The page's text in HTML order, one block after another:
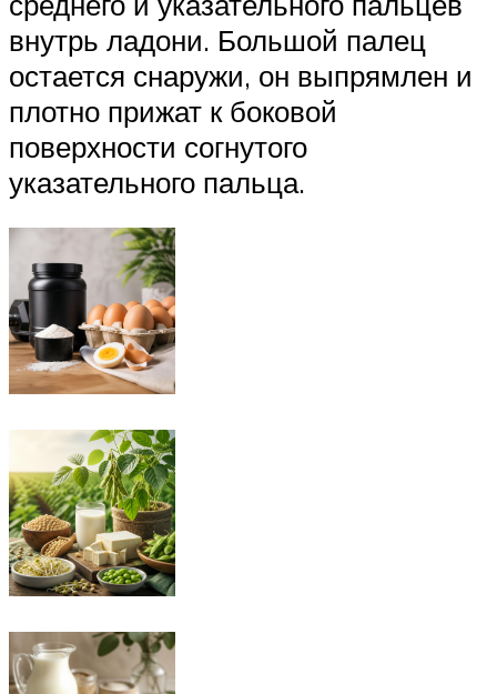
внутрь ладони. Большой палец
остается снаружи, он выпрямлен и
плотно прижат к боковой
поверхности согнутого
указательного пальца.